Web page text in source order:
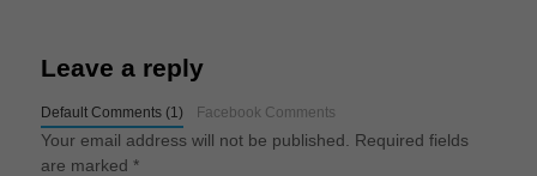
Leave a reply
Default Comments (1) Facebook Comments
Your email address will not be published.
Required fields
are marked *